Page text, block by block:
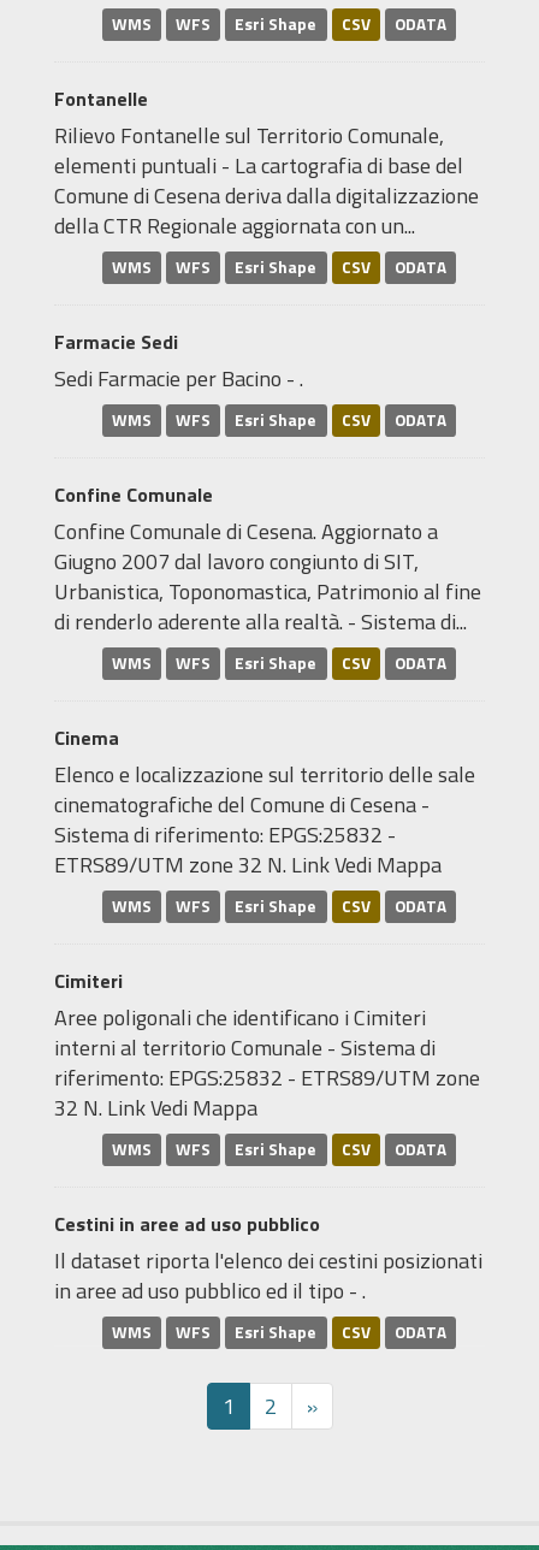
WMS WFS Esri Shape CSV ODATA
Fontanelle
Rilievo Fontanelle sul Territorio Comunale,
elementi puntuali - La cartografia di base del
Comune di Cesena deriva dalla digitalizzazione
della CTR Regionale aggiornata con un...
WMS WFS Esri Shape CSV ODATA
Farmacie Sedi
Sedi Farmacie per Bacino - .
WMS WFS Esri Shape CSV ODATA
Confine Comunale
Confine Comunale di Cesena. Aggiornato a
Giugno 2007 dal lavoro congiunto di SIT,
Urbanistica, Toponomastica, Patrimonio al fine
di renderlo aderente alla realtà. - Sistema di...
WMS WFS Esri Shape CSV ODATA
Cinema
Elenco e localizzazione sul territorio delle sale
cinematografiche del Comune di Cesena -
Sistema di riferimento: EPGS:25832 -
ETRS89/UTM zone 32 N. Link Vedi Mappa
WMS WFS Esri Shape CSV ODATA
Cimiteri
Aree poligonali che identificano i Cimiteri
interni al territorio Comunale - Sistema di
riferimento: EPGS:25832 - ETRS89/UTM zone
32 N. Link Vedi Mappa
WMS WFS Esri Shape CSV ODATA
Cestini in aree ad uso pubblico
Il dataset riporta l'elenco dei cestini posizionati
in aree ad uso pubblico ed il tipo - .
WMS WFS Esri Shape CSV ODATA
1 2 »